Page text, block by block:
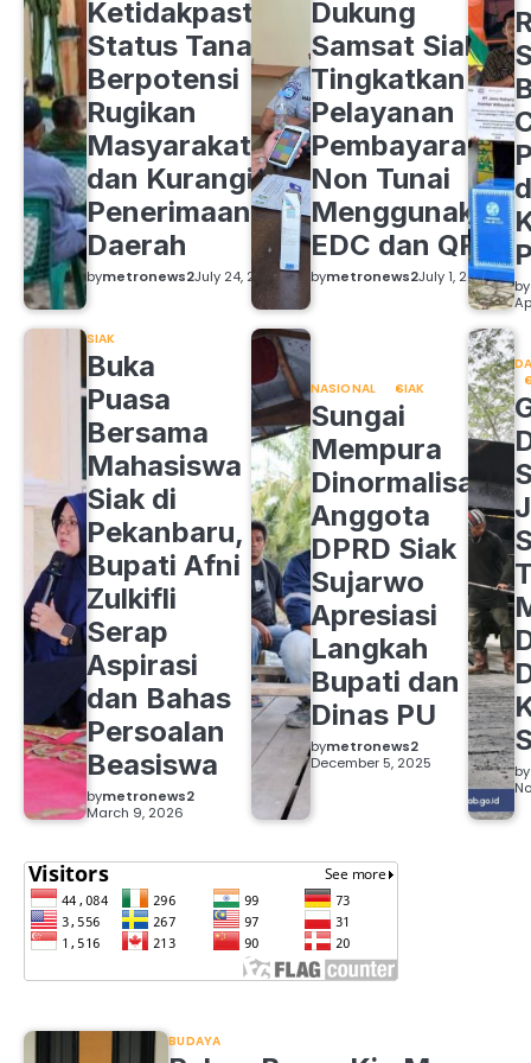
Ketidakpastian
Status Tanah
Berpotensi
Rugikan
Masyarakat
dan Kurangi
Penerimaan
Daerah
bymetronews2July 24, 2026
Dukung
Samsat Siak
Tingkatkan
Pelayanan
Pembayaran
Non Tunai
Menggunakan
EDC dan QRIS
bymetronews2July 1, 2026 by
SIAK
Buka
Puasa
Bersama
Mahasiswa
Siak di
Pekanbaru,
Bupati Afni
Zulkifli
Serap
Aspirasi
dan Bahas
Persoalan
Beasiswa
bymetronews2
March 9, 2026
NASIONAL SIAK
Sungai
Mempura
Dinormalisasi,
Anggota
DPRD Siak
Sujarwo
Apresiasi
Langkah
Bupati dan
Dinas PU
bymetronews2
December 5, 2025
by
BUDAYA